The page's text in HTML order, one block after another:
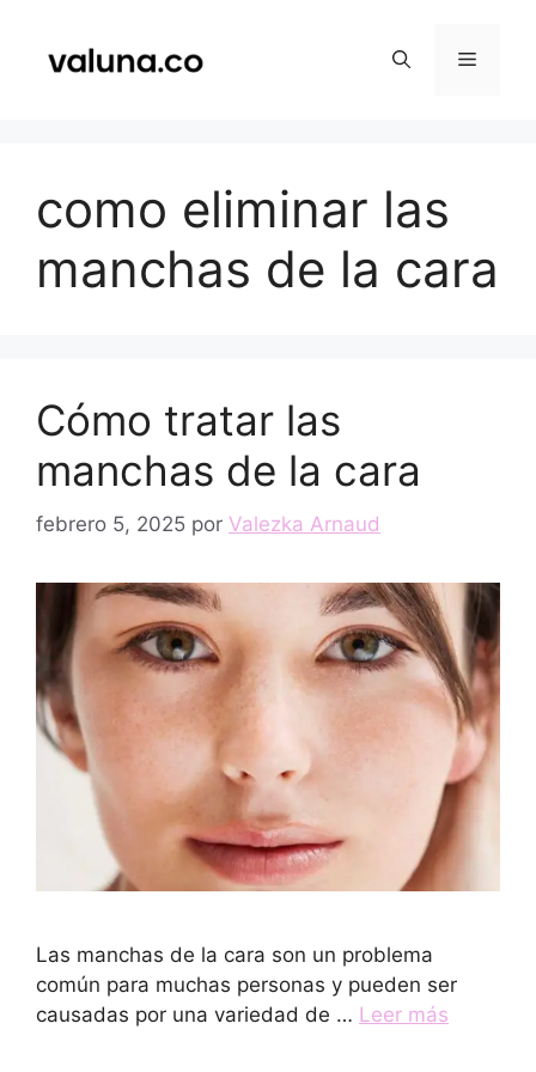
contenido
Menú
como eliminar las
manchas de la cara
Cómo tratar las
manchas de la cara
febrero 5, 2025 por Valezka Arnaud
Las manchas de la cara son un problema
común para muchas personas y pueden ser
causadas por una variedad de … Leer más